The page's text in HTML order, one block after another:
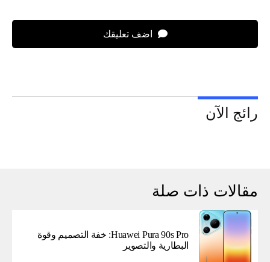
اضف تعليقك
رائج الآن
مقالات ذات صلة
Huawei Pura 90s Pro: خفة التصميم وقوة
البطارية والتصوير